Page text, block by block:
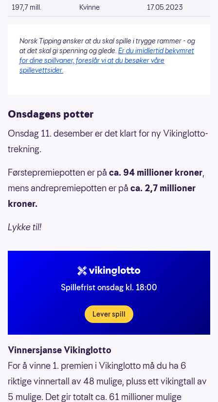
197,7 mill.
Kvinne 17.05.2023
Norsk Tipping ønsker at du skal spille i trygge rammer - og
at det skal gi spenning og glede. Er du imidlertid bekymret
for dine spillvaner, foreslår vi at du besøker våre
spillevettsider.
Onsdagens potter
Onsdag 11. desember er det klart for ny Vikinglotto-
trekning.
Førstepremiepotten er på ca. 94 millioner kroner,
mens andrepremiepotten er på ca. 2,7 millioner
kroner.
Lykke til!
Spillefrist onsdag kl. 18:00
Lever spill
Vinnersjanse Vikinglotto
For å vinne 1. premien i Vikinglotto må du ha 6
riktige vinnertall av 48 mulige, pluss ett vikingtall av
5 mulige. Det gir totalt ca. 61 millioner mulige